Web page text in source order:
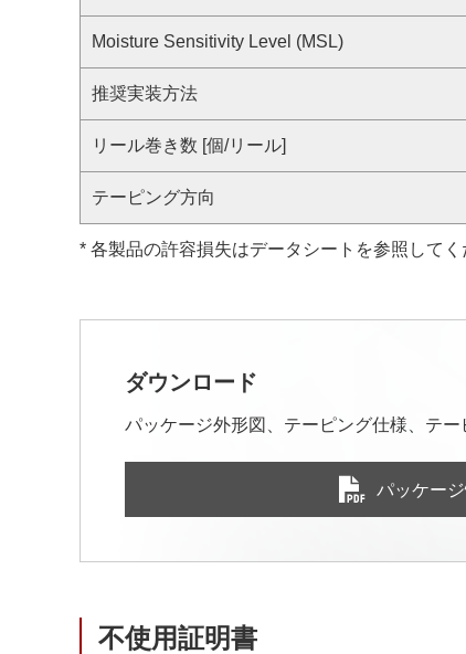
Moisture Sensitivity Level (MSL)
推奨実装方法
リール巻き数 [個/リール]
テーピング方向
* 各製品の許容損失はデータシートを参照してく
ダウンロード
パッケージ外形図、テーピング仕様、テ
パッケー
不使用証明書